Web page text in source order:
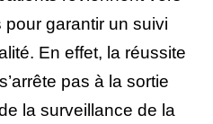
garantir un suivi
En effet, la réussite
pas à la sortie
la surveillance de la